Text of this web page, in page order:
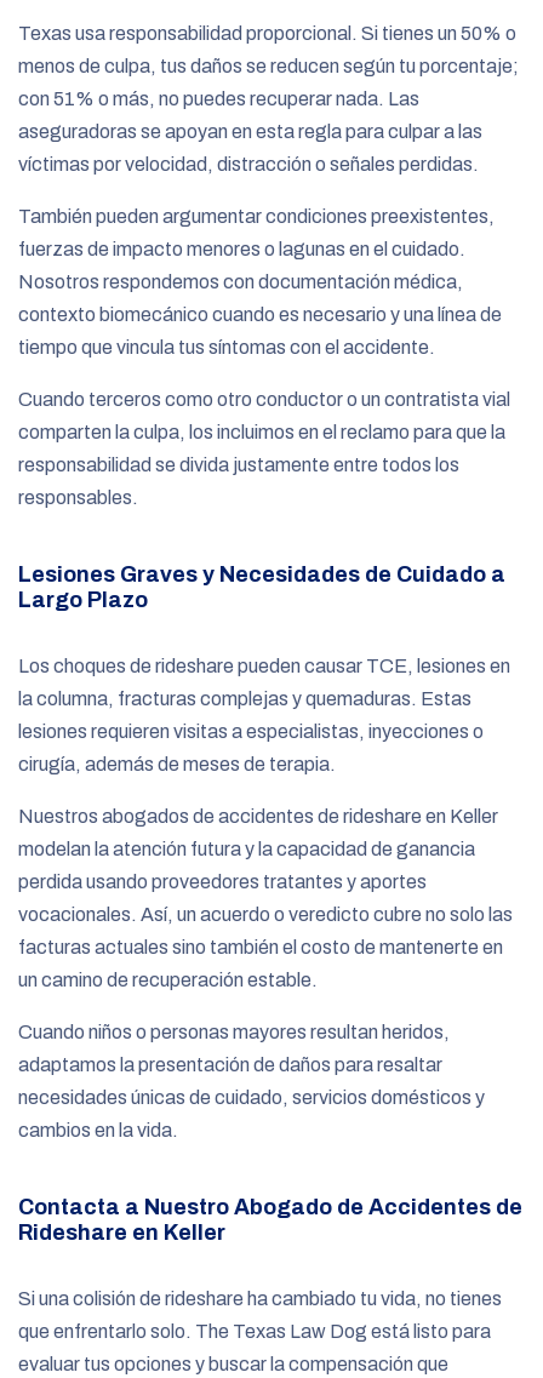
Texas usa responsabilidad proporcional. Si tienes un 50% o
menos de culpa, tus daños se reducen según tu porcentaje;
con 51% o más, no puedes recuperar nada. Las
aseguradoras se apoyan en esta regla para culpar a las
víctimas por velocidad, distracción o señales perdidas.
También pueden argumentar condiciones preexistentes,
fuerzas de impacto menores o lagunas en el cuidado.
Nosotros respondemos con documentación médica,
contexto biomecánico cuando es necesario y una línea de
tiempo que vincula tus síntomas con el accidente.
Cuando terceros como otro conductor o un contratista vial
comparten la culpa, los incluimos en el reclamo para que la
responsabilidad se divida justamente entre todos los
responsables.
Lesiones Graves y Necesidades de Cuidado a
Largo Plazo
Los choques de rideshare pueden causar TCE, lesiones en
la columna, fracturas complejas y quemaduras. Estas
lesiones requieren visitas a especialistas, inyecciones o
cirugía, además de meses de terapia.
Nuestros abogados de accidentes de rideshare en Keller
modelan la atención futura y la capacidad de ganancia
perdida usando proveedores tratantes y aportes
vocacionales. Así, un acuerdo o veredicto cubre no solo las
facturas actuales sino también el costo de mantenerte en
un camino de recuperación estable.
Cuando niños o personas mayores resultan heridos,
adaptamos la presentación de daños para resaltar
necesidades únicas de cuidado, servicios domésticos y
cambios en la vida.
Contacta a Nuestro Abogado de Accidentes de
Rideshare en Keller
Si una colisión de rideshare ha cambiado tu vida, no tienes
que enfrentarlo solo. The Texas Law Dog está listo para
evaluar tus opciones y buscar la compensación que